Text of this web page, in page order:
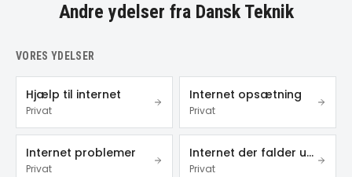
Andre ydelser fra Dansk Teknik
VORES YDELSER
Hjælp til internet
Privat
Internet opsætning
Privat
Internet problemer
Privat
Internet der falder ud
Privat